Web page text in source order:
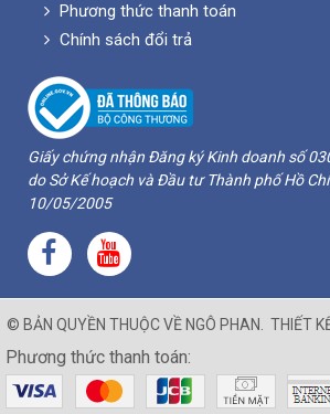
Phương thức thanh toán
Chính sách đổi trả
Giấy chứng nhận Đăng ký Kinh doanh số
do Sở Kế hoạch và Đầu tư Thành phố Hồ
10/05/2005
© BẢN QUYỀN THUỘC VỀ NGÔ PHAN THIẾT
Phương thức thanh toán: